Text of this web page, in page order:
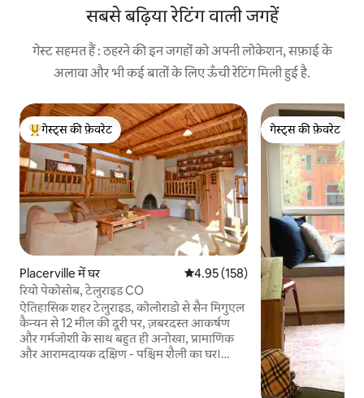
सबसे बढ़िया रेटिंग वाली जगहें
गेस्ट सहमत हैं : ठहरने की इन जगहों को अपनी लोकेशन, सफ़ाई के
अलावा और भी कई बातों के लिए ऊँची रेटिंग मिली हुई है.
गेस्ट्स का टॉप फ़ेवरेट
गेस्ट्स की फ़ेवरेट
Placerville में घर औसत रेटिंग 5 में से 4.95, 158 समीक्षाएँ
4.95 (158)
रियो पेकोसोब, टेलुराइड CO
ऐतिहासिक शहर टेलुराइड, कोलोराडो से सैन मिगुएल
कैन्यन से 12 मील की दूरी पर, ज़बरदस्त आकर्षण
और गर्मजोशी के साथ बहुत ही अनोखा, प्रामाणिक
और आरामदायक दक्षिण - पश्चिम शैली का घर।
गेस्ट्स की फ़ेवरेट
गेस्ट्स की फ़ेवरेट